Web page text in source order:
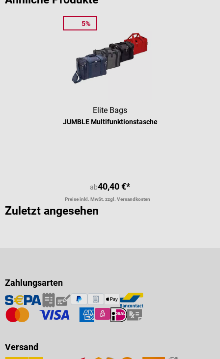
5%
Elite Bags
JUMBLE Multifunktionstasche
ab40,40 €*
Preise inkl. MwSt. zzgl. Versandkosten
Zuletzt angesehen
Zahlungsarten
Versand